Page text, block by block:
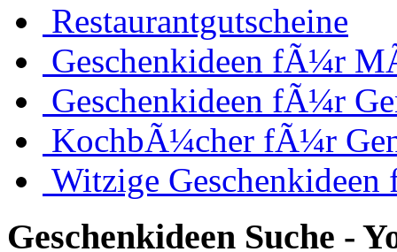
Restaurantgutscheine
Geschenkideen fÃ¼r
Geschenkideen fÃ¼r
KochbÃ¼cher fÃ¼r
Witzige
Geschenkideen Suche -